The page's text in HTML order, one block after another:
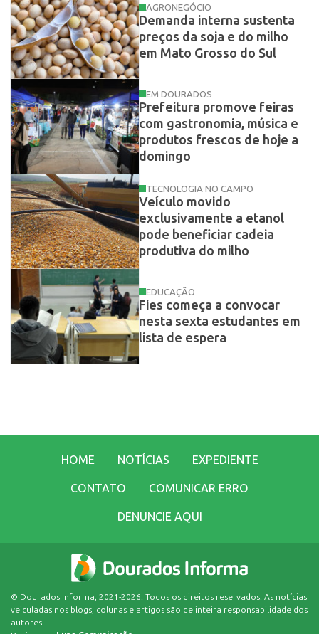
AGRONEGÓCIO
Demanda interna sustenta
preços da soja e do milho
em Mato Grosso do Sul
EM DOURADOS
Prefeitura promove feiras
com gastronomia, música e
produtos frescos de hoje a
domingo
TECNOLOGIA NO CAMPO
Veículo movido
exclusivamente a etanol
pode beneficiar cadeia
produtiva do milho
EDUCAÇÃO
Fies começa a convocar
nesta sexta estudantes em
lista de espera
HOME NOTÍCIAS EXPEDIENTE
CONTATO COMUNICAR ERRO
DENUNCIE AQUI
© Dourados Informa, 2021-2026. Todos os direitos reservados. As notícias
veiculadas nos blogs, colunas e artigos são de inteira responsabilidade dos
autores.